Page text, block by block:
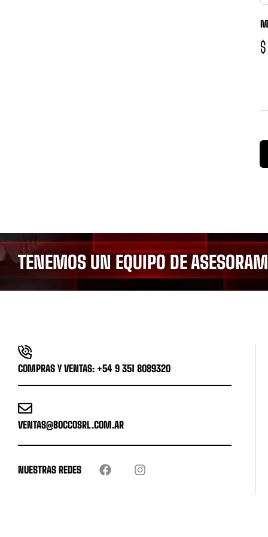
$
TENEMOS UN EQUIPO DE
COMPRAS Y VENTAS: +54 9 351 8089320
VENTAS@BOCCOSRL.COM.AR
NUESTRAS REDES